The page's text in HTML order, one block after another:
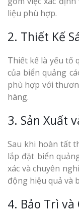
liệu phù hợp.
2. Thiết Kế
Thiết kế là yếu tố
của biển quảng
phù hợp với
hàng.
3. Sản Xuất
Sau khi hoàn tất
lắp đặt biển
xác và chuyên
động hiệu quả và
4. Bảo Trì và